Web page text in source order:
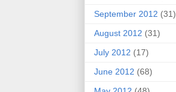
September 2012 (31)
August 2012 (31)
July 2012 (17)
June 2012 (68)